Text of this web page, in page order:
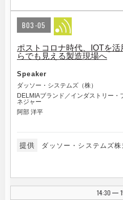
B03-05
ポストコロナ時代、IOTを
らでも見える製造現場へ
Speaker
ダッソー・システムズ（株）
DELMIAブランド／インダストリー
ネジャー
阿部 洋平
提供 ダッソー・システムズ株
14:30 |